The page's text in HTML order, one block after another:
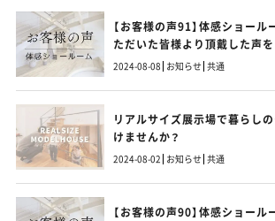
【お客様の声91】体感ショール
ただいた皆様より頂戴した声を
2024-08-08 お知らせ 共通
リアルサイズ展示場で暮らし
けませんか？
2024-08-02 お知らせ 共通
【お客様の声90】体感ショール